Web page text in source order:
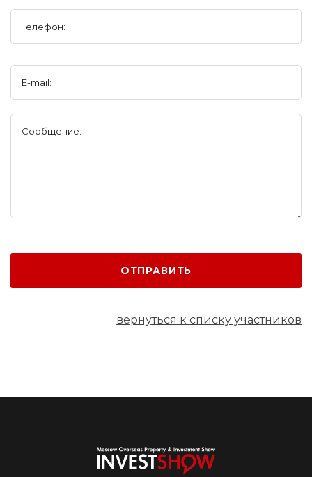
Телефон:
E-mail:
Сообщение:
ОТПРАВИТЬ
вернуться к списку участников